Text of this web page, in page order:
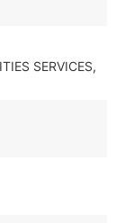
SERVICES,